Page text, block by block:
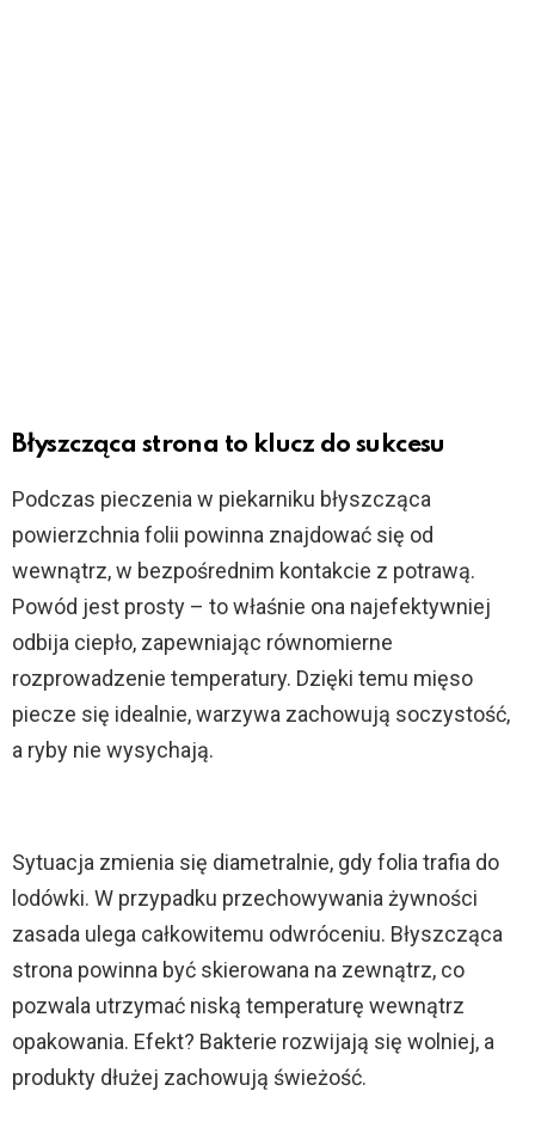
Błyszcząca strona to klucz do sukcesu
Podczas pieczenia w piekarniku błyszcząca
powierzchnia folii powinna znajdować się od
wewnątrz, w bezpośrednim kontakcie z potrawą.
Powód jest prosty – to właśnie ona najefektywniej
odbija ciepło, zapewniając równomierne
rozprowadzenie temperatury. Dzięki temu mięso
piecze się idealnie, warzywa zachowują soczystość,
a ryby nie wysychają.
Sytuacja zmienia się diametralnie, gdy folia trafia do
lodówki. W przypadku przechowywania żywności
zasada ulega całkowitemu odwróceniu. Błyszcząca
strona powinna być skierowana na zewnątrz, co
pozwala utrzymać niską temperaturę wewnątrz
opakowania. Efekt? Bakterie rozwijają się wolniej, a
produkty dłużej zachowują świeżość.